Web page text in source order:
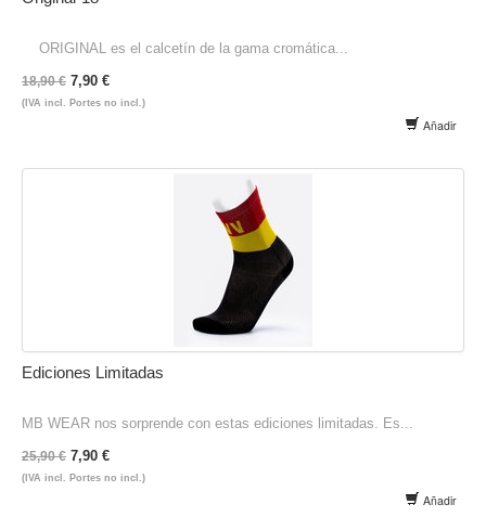
ORIGINAL es el calcetín de la gama cromática...
18,90 € 7,90 €
(IVA incl. Portes no incl.)
Añadir
Ediciones Limitadas
MB WEAR nos sorprende con estas ediciones limitadas. Es...
25,90 € 7,90 €
(IVA incl. Portes no incl.)
Añadir